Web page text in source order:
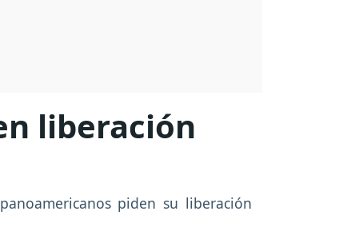
liberación
piden su liberación